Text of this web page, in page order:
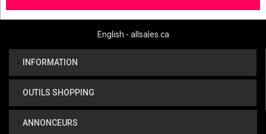
English - allsales.ca
INFORMATION
OUTILS SHOPPING
ANNONCEURS